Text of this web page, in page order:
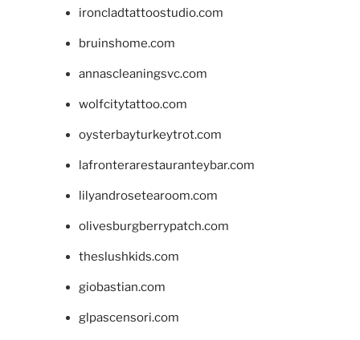
ironcladtattoostudio.com
bruinshome.com
annascleaningsvc.com
wolfcitytattoo.com
oysterbayturkeytrot.com
lafronterarestauranteybar.com
lilyandrosetearoom.com
olivesburgberrypatch.com
theslushkids.com
giobastian.com
glpascensori.com